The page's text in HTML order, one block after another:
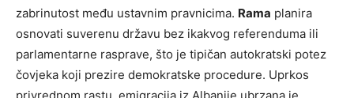
zabrinutost među ustavnim pravnicima. Rama planira
osnovati suverenu državu bez ikakvog referenduma ili
parlamentarne rasprave, što je tipičan autokratski potez
čovjeka koji prezire demokratske procedure. Uprkos